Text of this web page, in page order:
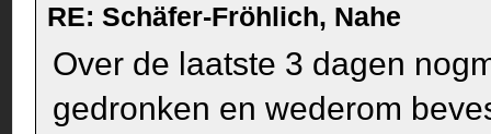
RE: Schäfer-Fröhlich, Nahe
Over de laatste 3 dagen
gedronken en wederom